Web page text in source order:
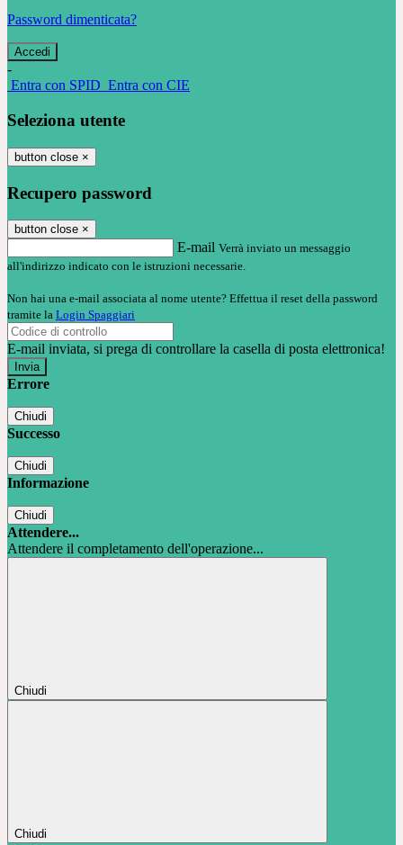
Password dimenticata?
-
Entra con SPID Entra con CIE
Seleziona utente
button close ×
Recupero password
button close ×
E-mail Verrà inviato un messaggio
all'indirizzo indicato con le istruzioni necessarie.
Non hai una e-mail associata al nome utente? Effettua il reset della password
tramite la Login Spaggiari
E-mail inviata, si prega di controllare la casella di posta elettronica!
Errore
Chiudi
Successo
Chiudi
Informazione
Chiudi
Attendere...
Attendere il completamento dell'operazione...
Chiudi
Chiudi